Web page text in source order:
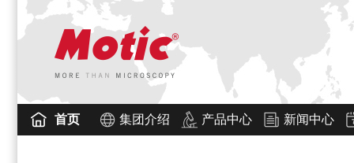
首页 集团介绍 产品中心 新闻中心